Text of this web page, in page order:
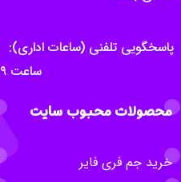
ساعت ۹ الی ۲۴
محصولات محبوب سایت
خرید جم فری فایر